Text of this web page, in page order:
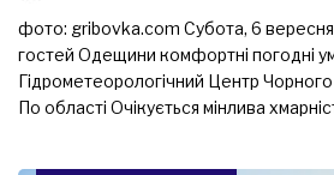
фото: gribovka.com Субота, 6 вересня,
гостей Одещини комфортні погодні
Гідрометеорологічний Центр
По області Очікується мінлива